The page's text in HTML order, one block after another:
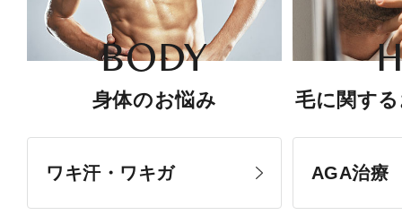
BODY
身体のお悩み
ワキ汗・ワキガ
毛に関す
AGA治療